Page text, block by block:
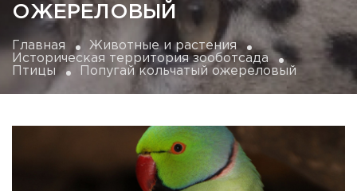
ОЖЕРЕЛОВЫЙ
Главная
Животные и растения
Историческая территория зооботсада
Птицы
Попугай кольчатый ожереловый